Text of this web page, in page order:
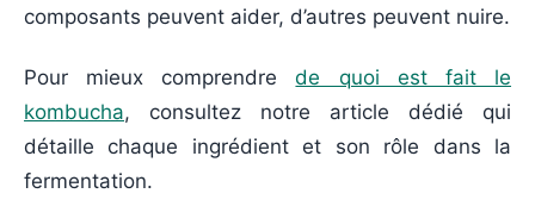
composants peuvent aider, d’autres peuvent nuire.
Pour mieux comprendrede quoi est fait le
kombucha, consultez notre article dédié qui
détaille chaque ingrédient et son rôle dans la
fermentation.